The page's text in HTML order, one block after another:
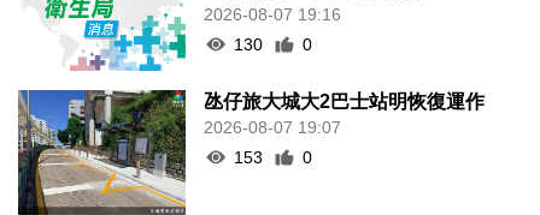
2026-08-07 19:16
130
0
氹仔旅大城大2巴士站明恢復運作
2026-08-07 19:07
153
0